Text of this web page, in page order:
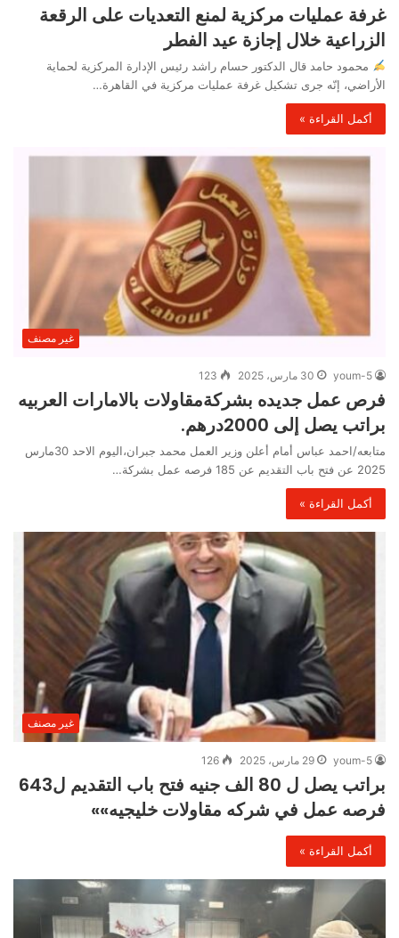
غرفة عمليات مركزية لمنع التعديات على الرقعة
الزراعية خلال إجازة عيد الفطر
محمود حامد قال الدكتور حسام راشد رئيس الإدارة المركزية لحماية
الأراضي، إنّه جرى تشكيل غرفة عمليات مركزية في القاهرة…
أكمل القراءة »
غير مصنف
youm-5 30 مارس، 2025 123
فرص عمل جديده بشركةمقاولات بالامارات العربيه
براتب يصل إلى 2000درهم.
متابعه/احمد عباس أمام أعلن وزير العمل محمد جبران،اليوم الاحد 30مارس
2025 عن فتح باب التقديم عن 185 فرصه عمل بشركة…
أكمل القراءة »
غير مصنف
youm-5 29 مارس، 2025 126
براتب يصل ل 80 الف جنيه فتح باب التقديم ل643
فرصه عمل في شركه مقاولات خليجيه»»
أكمل القراءة »